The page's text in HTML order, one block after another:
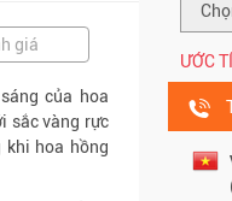
giá
của hoa
sắc vàng rực
khi hoa hồng
ƯỚC